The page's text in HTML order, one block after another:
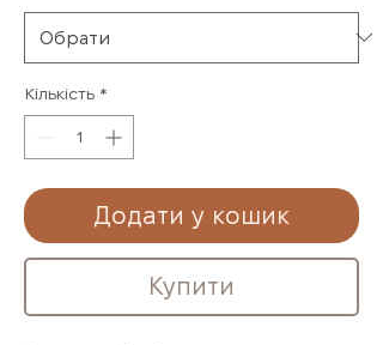
Кількість *
Додати у кошик
Купити